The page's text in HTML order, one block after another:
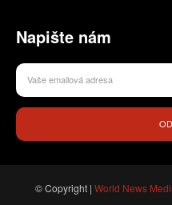
Napište nám
© Copyright | World News